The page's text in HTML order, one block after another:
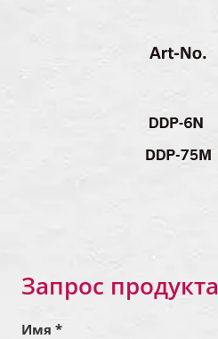
Запрос продукта
Имя *